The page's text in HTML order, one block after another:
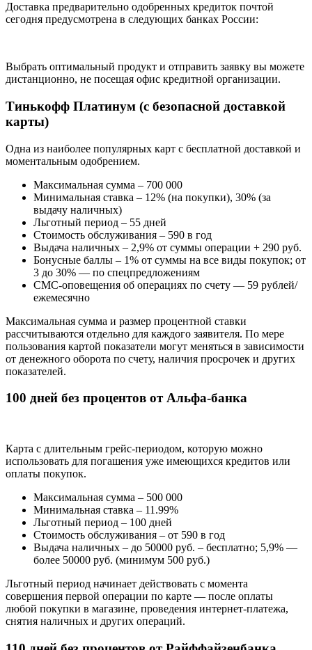
Доставка предварительно одобренных кредиток почтой
сегодня предусмотрена в следующих банках России:
Выбрать оптимальный продукт и отправить заявку вы можете
дистанционно, не посещая офис кредитной организации.
Тинькофф Платинум (с безопасной доставкой
карты)
Одна из наиболее популярных карт с бесплатной доставкой и
моментальным одобрением.
Максимальная сумма – 700 000
Минимальная ставка – 12% (на покупки), 30% (за
выдачу наличных)
Льготный период – 55 дней
Стоимость обслуживания – 590 в год
Выдача наличных – 2,9% от суммы операции + 290 руб.
Бонусные баллы – 1% от суммы на все виды покупок; от
3 до 30% — по спецпредложениям
СМС-оповещения об операциях по счету — 59 рублей/
ежемесячно
Максимальная сумма и размер процентной ставки
рассчитываются отдельно для каждого заявителя. По мере
пользования картой показатели могут меняться в зависимости
от денежного оборота по счету, наличия просрочек и других
показателей.
100 дней без процентов от Альфа-банка
Карта с длительным грейс-периодом, которую можно
использовать для погашения уже имеющихся кредитов или
оплаты покупок.
Максимальная сумма – 500 000
Минимальная ставка – 11.99%
Льготный период – 100 дней
Стоимость обслуживания – от 590 в год
Выдача наличных – до 50000 руб. – бесплатно; 5,9% —
более 50000 руб. (минимум 500 руб.)
Льготный период начинает действовать с момента
совершения первой операции по карте — после оплаты
любой покупки в магазине, проведения интернет-платежа,
снятия наличных и других операций.